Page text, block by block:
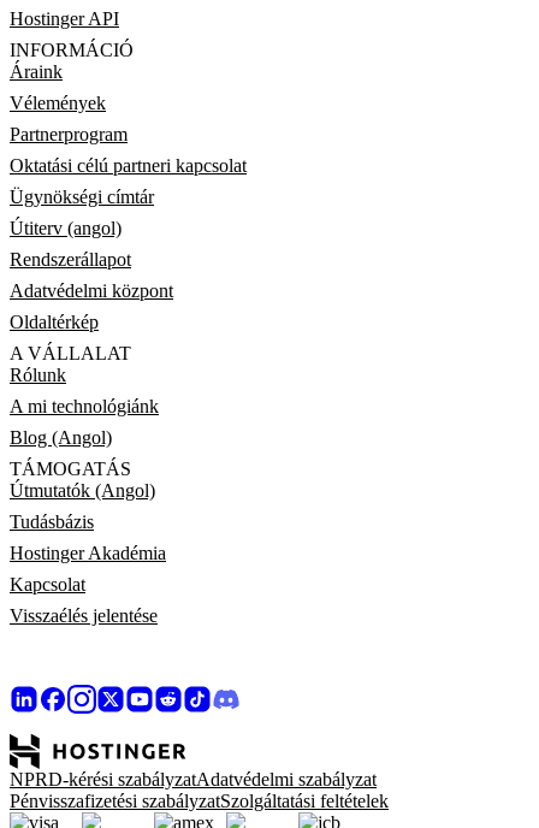
Hostinger API
INFORMÁCIÓ
Áraink
Vélemények
Partnerprogram
Oktatási célú partneri kapcsolat
Ügynökségi címtár
Útiterv (angol)
Rendszerállapot
Adatvédelmi központ
Oldaltérkép
A VÁLLALAT
Rólunk
A mi technológiánk
Blog (Angol)
TÁMOGATÁS
Útmutatók (Angol)
Tudásbázis
Hostinger Akadémia
Kapcsolat
Visszaélés jelentése
NPRD-kérési szabályzatAdatvédelmi szabályzat
Pénvisszafizetési szabályzatSzolgáltatási feltételek